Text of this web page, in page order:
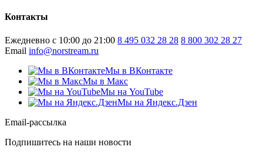
Контакты
Ежедневно с 10:00 до 21:00 8 495 032 28 28 8 800 302 28 27
Email info@norstream.ru
Мы в ВКонтакте
Мы в Макс
Мы на YouTube
Мы на Яндекс.Дзен
Email-рассылка
Подпишитесь на наши новости